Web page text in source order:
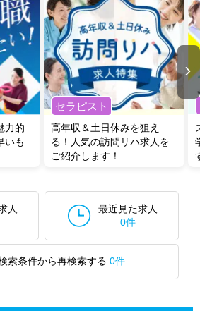
力的
いも
セラピスト
高年収＆土日休みを狙え
る！人気の訪問リハ求人を
ご紹介します！
人
最近見た求人
0件
索条件から再検索する 0件